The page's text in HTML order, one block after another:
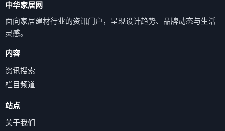
中华家居网
面向家居建材行业的资讯门户，呈现设计趋势、品牌动态与生活
灵感。
内容
资讯搜索
栏目频道
站点
关于我们